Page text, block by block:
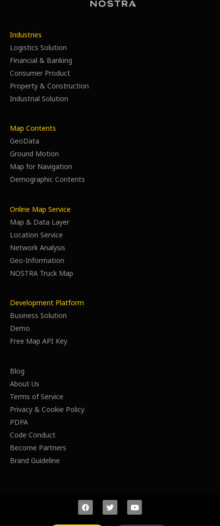
Industries
Logistics Solution
Financial & Banking
Consumer Product
Property & Construction
Industrial Solution
Map Contents
GeoData
Ground Motion
Map for Navigation
Demographic Contents
Online Map Service
Map & Data Layer
Location Service
Network Analysis
Geo-Information
NOSTRA Truck Map
Development Platform
Business Solution
Demo
Free Map API Key
Blog
About Us
Terms of Service
Privacy & Cookie Policy
PDPA
Code Conduct
Become Partners
Brand Guideline